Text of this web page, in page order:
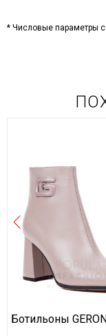
* Числовые параметры
Ботильоны